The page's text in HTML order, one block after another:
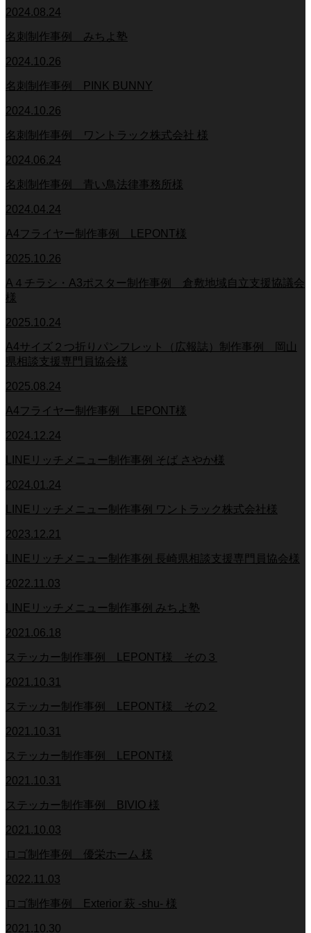
2024.08.24
名刺制作事例 みちよ塾
2024.10.26
名刺制作事例 PINK BUNNY
2024.10.26
名刺制作事例 ワントラック株式会社 様
2024.06.24
名刺制作事例 青い鳥法律事務所様
2024.04.24
A4フライヤー制作事例 LEPONT様
2025.10.26
A４チラシ・A3ポスター制作事例 倉敷地域自立支援協議会
様
2025.10.24
A4サイズ２つ折りパンフレット（広報誌）制作事例 岡山
県相談支援専門員協会様
2025.08.24
A4フライヤー制作事例 LEPONT様
2024.12.24
LINEリッチメニュー制作事例 そば さやか様
2024.01.24
LINEリッチメニュー制作事例 ワントラック株式会社様
2023.12.21
LINEリッチメニュー制作事例 長崎県相談支援専門員協会様
2022.11.03
LINEリッチメニュー制作事例 みちよ塾
2021.06.18
ステッカー制作事例 LEPONT様 その３
2021.10.31
ステッカー制作事例 LEPONT様 その２
2021.10.31
ステッカー制作事例 LEPONT様
2021.10.31
ステッカー制作事例 BIVIO 様
2021.10.03
ロゴ制作事例 優栄ホーム 様
2022.11.03
ロゴ制作事例 Exterior 萩 -shu- 様
2021.10.30